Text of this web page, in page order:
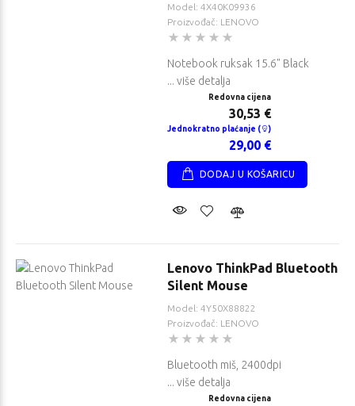
Model: 4X40K09936
Proizvođač: LENOVO
Notebook ruksak 15.6" Black
... više detalja
Redovna cijena
30,53 €
Jednokratno plaćanje ( )
29,00 €
DODAJ U KOŠARICU
Lenovo ThinkPad Bluetooth
Silent Mouse
Model: 4Y50X88822
Proizvođač: LENOVO
Bluetooth miš, 2400dpi
... više detalja
Redovna cijena